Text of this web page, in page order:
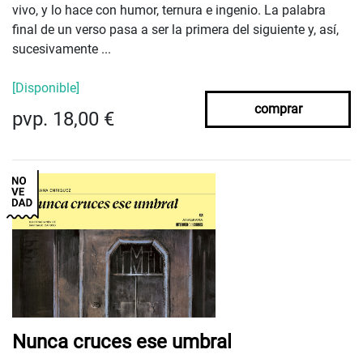
vivo, y lo hace con humor, ternura e ingenio. La palabra
final de un verso pasa a ser la primera del siguiente y, así,
sucesivamente ...
[Disponible]
pvp. 18,00 € comprar
Nunca cruces ese umbral